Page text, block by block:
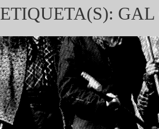
ETIQUETA(S):